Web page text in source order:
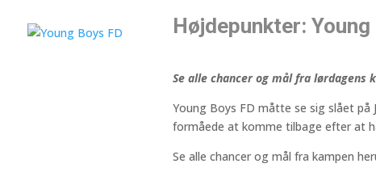
Højdepunkter:
Se alle chancer og mål fra lørdagens
Young Boys FD måtte se sig slået
formåede at komme tilbage efter at
Se alle chancer og mål fra kampen